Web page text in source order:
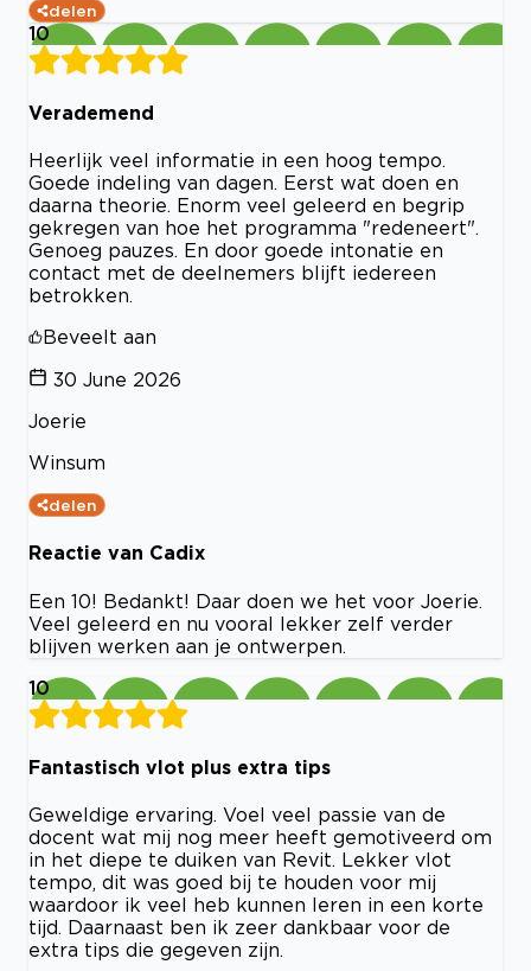
delen
10
Verademend
Heerlijk veel informatie in een hoog tempo.
Goede indeling van dagen. Eerst wat doen en
daarna theorie. Enorm veel geleerd en begrip
gekregen van hoe het programma "redeneert".
Genoeg pauzes. En door goede intonatie en
contact met de deelnemers blijft iedereen
betrokken.
Beveelt aan
30 June 2026
Joerie
Winsum
delen
Reactie van Cadix
Een 10! Bedankt! Daar doen we het voor Joerie.
Veel geleerd en nu vooral lekker zelf verder
blijven werken aan je ontwerpen.
10
Fantastisch vlot plus extra tips
Geweldige ervaring. Voel veel passie van de
docent wat mij nog meer heeft gemotiveerd om
in het diepe te duiken van Revit. Lekker vlot
tempo, dit was goed bij te houden voor mij
waardoor ik veel heb kunnen leren in een korte
tijd. Daarnaast ben ik zeer dankbaar voor de
extra tips die gegeven zijn.